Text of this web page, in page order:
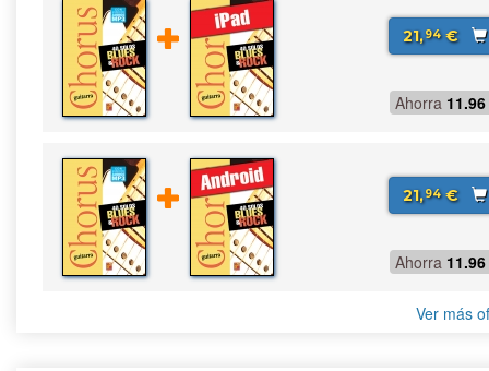
21,94€
Ahorra 11.96
21,94€
Ahorra 11.96
Ver más